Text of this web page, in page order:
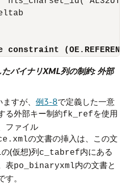
constraint
バイナリXML列の制約: 外部
すが、 例3-8で定義した一意
る外部キー制約fk_refを使用
ファイル
の文書の挿入は、この文
の(仮想)列c_tabref内にある
表po_binaryxml内の文書と
。